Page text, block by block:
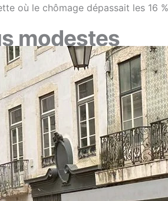
où le chômage dépassait les 16
modestes